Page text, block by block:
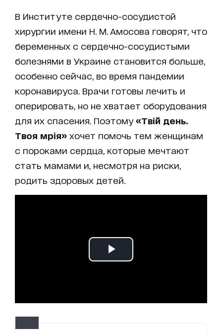
В Институте сердечно-сосудистой
хирургии имени Н. М. Амосова говорят, что
беременных с сердечно-сосудистыми
болезнями в Украине становится больше,
особенно сейчас, во время пандемии
коронавируса. Врачи готовы лечить и
оперировать, но не хватает оборудования
для их спасения. Поэтому «Твій день.
Твоя мрія» хочет помочь тем женщинам
с пороками сердца, которые мечтают
стать мамами и, несмотря на риски,
родить здоровых детей.